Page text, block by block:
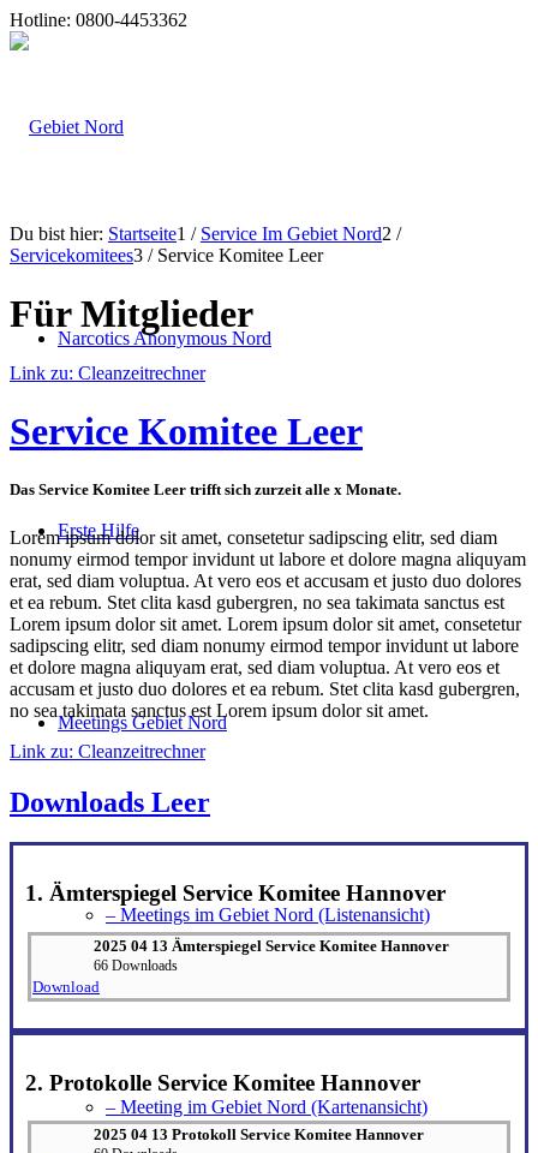
Hotline: 0800-4453362
Narcotics Anonymous Nord
Erste Hilfe
Meetings Gebiet Nord
– Meetings im Gebiet Nord (Listenansicht)
– Meeting im Gebiet Nord (Kartenansicht)
Du bist hier: Startseite1 / Service Im Gebiet Nord2 /
Servicekomitees3 / Service Komitee Leer
Für Mitglieder
Link zu: Cleanzeitrechner
Service Komitee Leer
Das Service Komitee Leer trifft sich zurzeit alle x Monate.
Lorem ipsum dolor sit amet, consetetur sadipscing elitr, sed diam
nonumy eirmod tempor invidunt ut labore et dolore magna aliquyam
erat, sed diam voluptua. At vero eos et accusam et justo duo dolores
et ea rebum. Stet clita kasd gubergren, no sea takimata sanctus est
Lorem ipsum dolor sit amet. Lorem ipsum dolor sit amet, consetetur
sadipscing elitr, sed diam nonumy eirmod tempor invidunt ut labore
et dolore magna aliquyam erat, sed diam voluptua. At vero eos et
accusam et justo duo dolores et ea rebum. Stet clita kasd gubergren,
no sea takimata sanctus est Lorem ipsum dolor sit amet.
Link zu: Cleanzeitrechner
Downloads Leer
1. Ämterspiegel Service Komitee Hannover
2025 04 13 Ämterspiegel Service Komitee Hannover
66 Downloads
Download
2. Protokolle Service Komitee Hannover
2025 04 13 Protokoll Service Komitee Hannover